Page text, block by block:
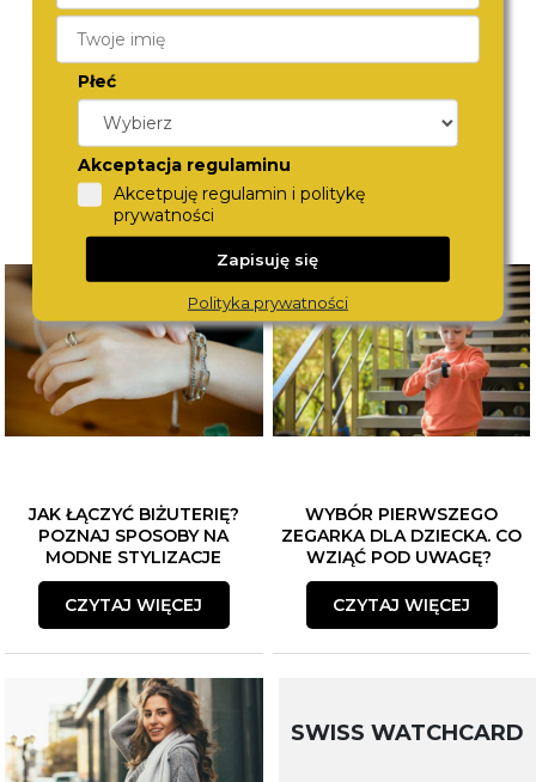
DZ4338
1 380,-
DZ4691
JAK ŁĄCZYĆ BIŻUTERIĘ?
POZNAJ SPOSOBY NA
MODNE STYLIZACJE
CZYTAJ WIĘCEJ
WYBÓR PIERWSZEGO
ZEGARKA DLA DZIECKA. CO
WZIĄĆ POD UWAGĘ?
CZYTAJ WIĘCEJ
SWISS WATCHCARD
Płeć
Akceptacja regulaminu
Akcetpuję regulamin i politykę
prywatności
Zapisuję się
Polityka prywatności